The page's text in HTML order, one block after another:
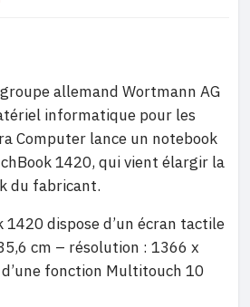
allemand Wortmann AG
informatique pour les
Computer lance un notebook
1420, qui vient élargir la
du fabricant.
1420 dispose d’un écran tactile
cm – résolution : 1366 x
fonction Multitouch 10